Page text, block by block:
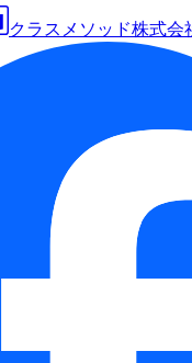
クラスメソッド株式会